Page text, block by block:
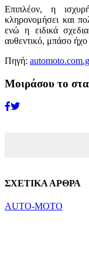
Επιπλέον, η
κληρονομήσει και
ενώ η ειδικά
αυθεντικό, μπάσο
Πηγή:
Μοιράσου το
ΣΧΕΤΙΚΑ ΑΡΘΡΑ
AUTO-MOTO